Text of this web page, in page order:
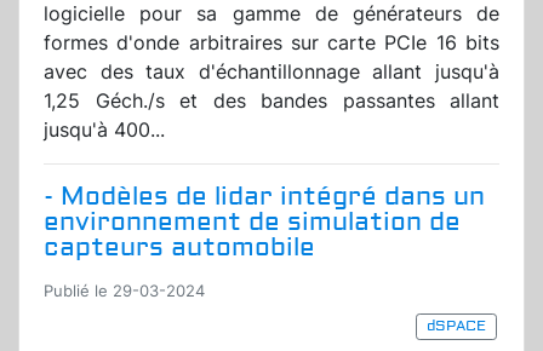
logicielle pour sa gamme de générateurs de
formes d'onde arbitraires sur carte PCIe 16 bits
avec des taux d'échantillonnage allant jusqu'à
1,25 Géch./s et des bandes passantes allant
jusqu'à 400...
- Modèles de lidar intégré dans un
environnement de simulation de
capteurs automobile
Publié le 29-03-2024
dSPACE